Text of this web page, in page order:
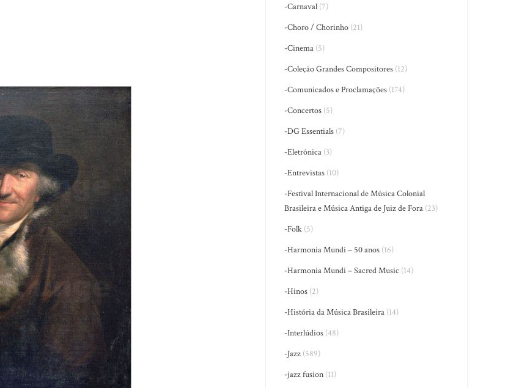
-Carnaval (7)
-Choro / Chorinho (21)
-Cinema (5)
-Coleção Grandes Compositores (12)
-Comunicados e Proclamações (174)
-Concertos (5)
-DG Essentials (7)
-Eletrônica (3)
-Entrevistas (10)
-Festival Internacional de Música Colonial
Brasileira e Música Antiga de Juiz de Fora (23)
-Folk (5)
-Harmonia Mundi – 50 anos (16)
-Harmonia Mundi – Sacred Music (14)
-Hinos (2)
-História da Música Brasileira (14)
-Interlúdios (48)
-Jazz (589)
-jazz fusion (11)